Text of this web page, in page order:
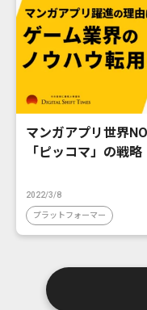
マンガアプリ世界
「ピッコマ」の戦略
2022/3/8
プラットフォーマー